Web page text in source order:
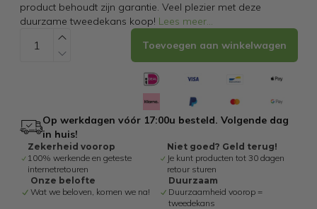
product behoudt zijn garantie. Veel plezier met deze
duurzame tweedekans koop! Lees meer...
Toevoegen aan winkelwagen
Op werkdagen vóór 17:00u besteld. Volgende dag
in huis!
Zekerheid voorop
100% werkende en geteste
internetretouren
Niet goed? Geld terug!
Je kunt producten tot 30 dagen
retour sturen
Onze belofte
Wat we beloven, komen we na!
Duurzaam
Duurzaamheid voorop =
tweedekans